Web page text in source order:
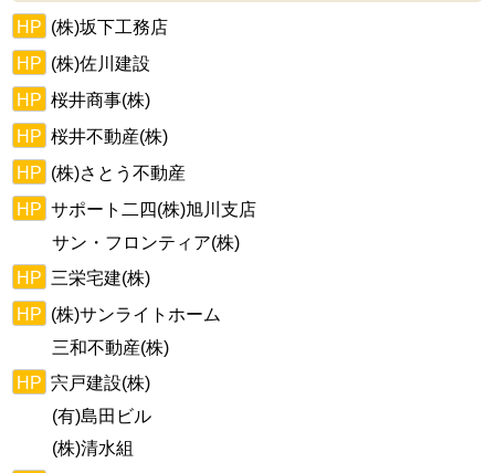
HP (株)坂下工務店
HP (株)佐川建設
HP 桜井商事(株)
HP 桜井不動産(株)
HP (株)さとう不動産
HP サポート二四(株)旭川支店
サン・フロンティア(株)
HP 三栄宅建(株)
HP (株)サンライトホーム
三和不動産(株)
HP 宍戸建設(株)
(有)島田ビル
(株)清水組